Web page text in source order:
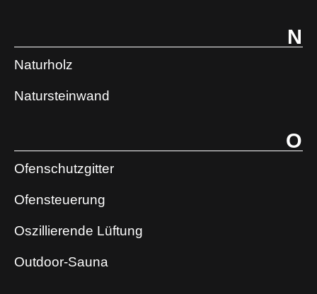
N
Naturholz
Natursteinwand
O
Ofenschutzgitter
Ofensteuerung
Oszillierende Lüftung
Outdoor-Sauna